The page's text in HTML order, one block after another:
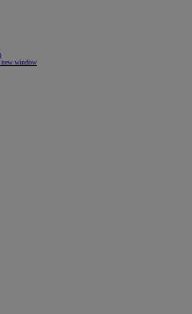
new window